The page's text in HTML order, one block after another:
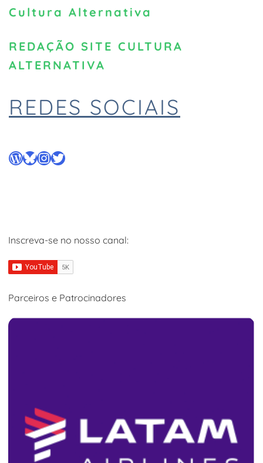
Cultura Alternativa
REDAÇÃO SITE CULTURA
ALTERNATIVA
REDES SOCIAIS
WordPress
Bluesky
Instagram
Twitter
Inscreva-se no nosso canal:
Parceiros e Patrocinadores